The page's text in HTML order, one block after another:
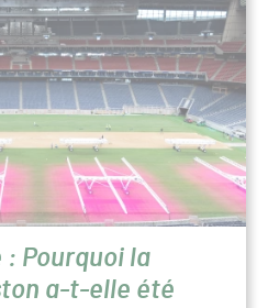
: Pourquoi la
a-t-elle été